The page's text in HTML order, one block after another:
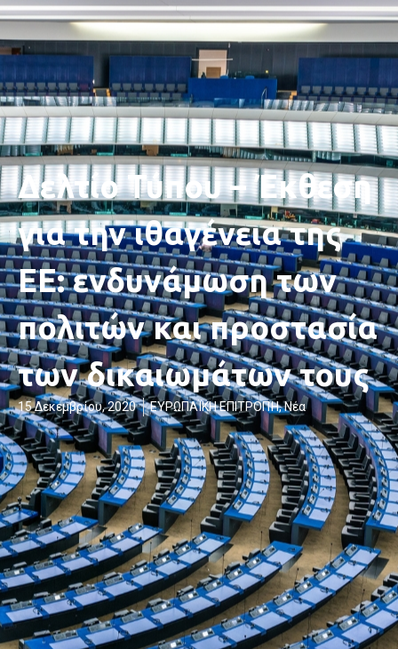
Δελτίο Τύπου – Έκθεση
για την ιθαγένεια της
ΕΕ: ενδυνάμωση των
πολιτών και προστασία
των δικαιωμάτων τους
15 Δεκεμβρίου, 2020 ΕΥΡΩΠΑΪΚΗ ΕΠΙΤΡΟΠΉ,Νέα